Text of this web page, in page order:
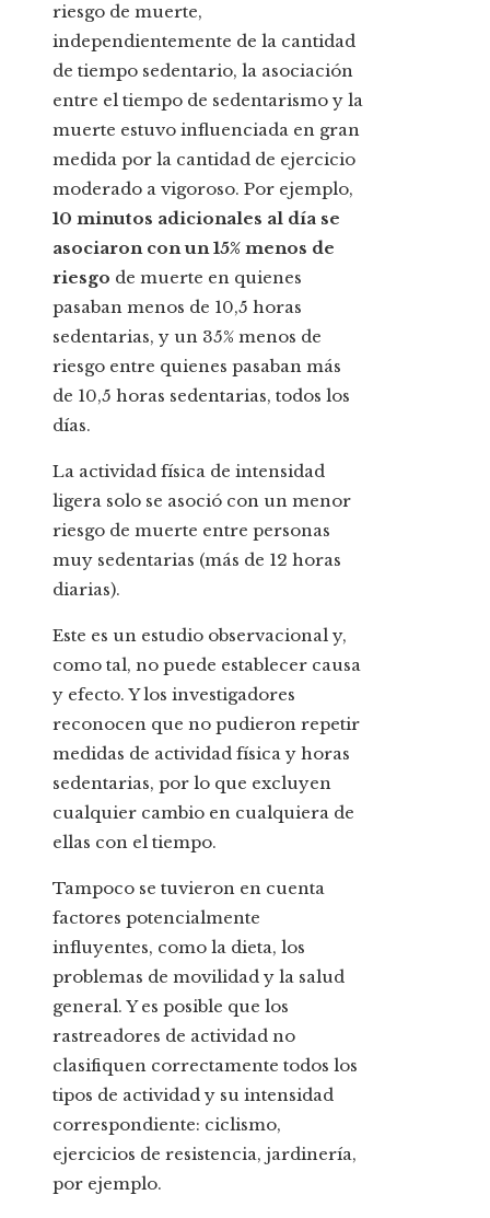
riesgo de muerte,
independientemente de la cantidad
de tiempo sedentario, la asociación
entre el tiempo de sedentarismo y la
muerte estuvo influenciada en gran
medida por la cantidad de ejercicio
moderado a vigoroso. Por ejemplo,
10 minutos adicionales al día se
asociaron con un 15% menos de
riesgo de muerte en quienes
pasaban menos de 10,5 horas
sedentarias, y un 35% menos de
riesgo entre quienes pasaban más
de 10,5 horas sedentarias, todos los
días.
La actividad física de intensidad
ligera solo se asoció con un menor
riesgo de muerte entre personas
muy sedentarias (más de 12 horas
diarias).
Este es un estudio observacional y,
como tal, no puede establecer causa
y efecto. Y los investigadores
reconocen que no pudieron repetir
medidas de actividad física y horas
sedentarias, por lo que excluyen
cualquier cambio en cualquiera de
ellas con el tiempo.
Tampoco se tuvieron en cuenta
factores potencialmente
influyentes, como la dieta, los
problemas de movilidad y la salud
general. Y es posible que los
rastreadores de actividad no
clasifiquen correctamente todos los
tipos de actividad y su intensidad
correspondiente: ciclismo,
ejercicios de resistencia, jardinería,
por ejemplo.